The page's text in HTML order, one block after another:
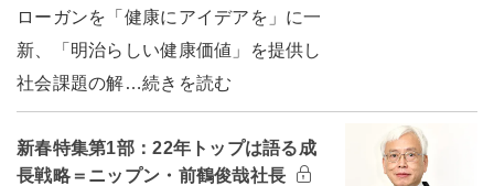
ローガンを「健康にアイデアを」に一
新、「明治らしい健康価値」を提供し
社会課題の解…続きを読む
新春特集第1部：22年トップは語る成
長戦略＝ニップン・前鶴俊哉社長